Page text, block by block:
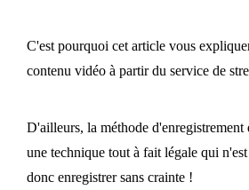
C'est pourquoi cet article vous
contenu vidéo à partir du service de
D'ailleurs, la méthode d'enregistrement
une technique tout à fait légale qui
donc enregistrer sans crainte !